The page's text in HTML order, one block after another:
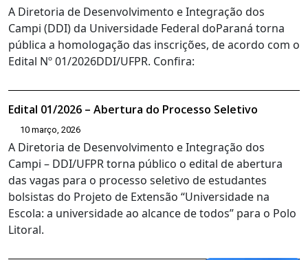
A Diretoria de Desenvolvimento e Integração dos
Campi (DDI) da Universidade Federal doParaná torna
pública a homologação das inscrições, de acordo com o
Edital Nº 01/2026DDI/UFPR. Confira:
Edital 01/2026 – Abertura do Processo Seletivo
10 março, 2026
A Diretoria de Desenvolvimento e Integração dos
Campi – DDI/UFPR torna público o edital de abertura
das vagas para o processo seletivo de estudantes
bolsistas do Projeto de Extensão “Universidade na
Escola: a universidade ao alcance de todos” para o Polo
Litoral.